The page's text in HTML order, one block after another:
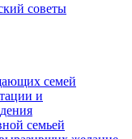
советы
семей
и
семьей